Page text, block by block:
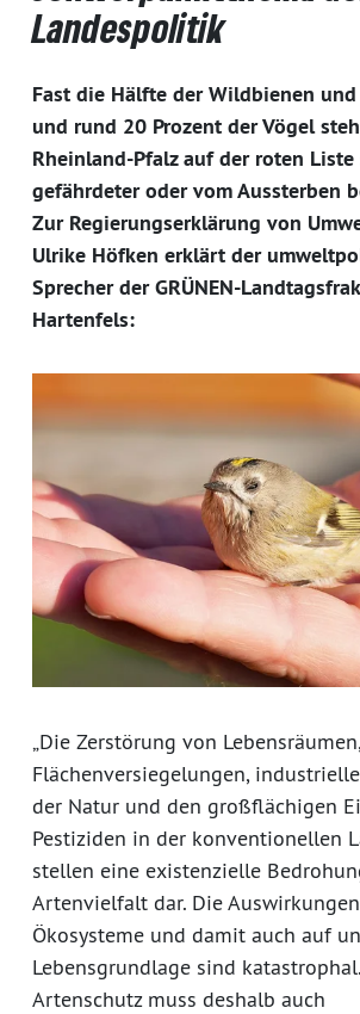
Landespolitik
Fast die Hälfte der Wildbienen
und rund 20 Prozent der Vögel
Rheinland-Pfalz auf der roten Liste
gefährdeter oder vom Aussterben
Zur Regierungserklärung von
Ulrike Höfken erklärt der
Sprecher der GRÜNEN-
Hartenfels:
„Die Zerstörung von
Flächenversiegelungen,
der Natur und den großflächigen
Pestiziden in der konventionellen
stellen eine existenzielle
Artenvielfalt dar. Die
Ökosysteme und damit auch auf
Lebensgrundlage sind
Artenschutz muss deshalb auch